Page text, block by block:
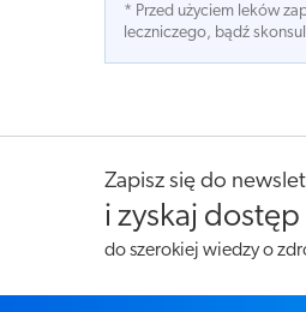
* Przed użyciem leków
leczniczego, bądź
Zapisz się do
i zyskaj dostęp
do szerokiej wiedzy o